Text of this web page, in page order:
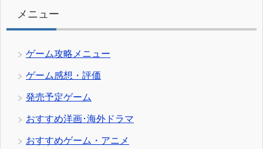
メニュー
ゲーム攻略メニュー
ゲーム感想・評価
発売予定ゲーム
おすすめ洋画･海外ドラマ
おすすめゲーム・アニメ